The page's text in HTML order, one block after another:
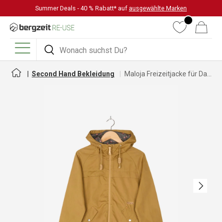
DIREKT ZUM INHALT
Summer Deals - 40 % Rabatt* auf ausgewählte Marken
Suchen
Suchen
WunschlisteWarenkorb
Menü
Second Hand Bekleidung
Nächste